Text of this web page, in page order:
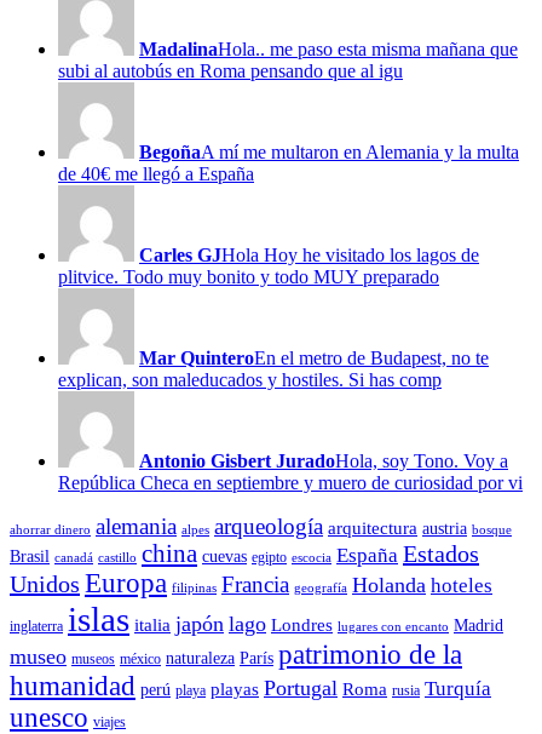
MadalinaHola.. me paso esta misma mañana que
subi al autobús en Roma pensando que al igu
BegoñaA mí me multaron en Alemania y la multa
de 40€ me llegó a España
Carles GJHola Hoy he visitado los lagos de
plitvice. Todo muy bonito y todo MUY preparado
Mar QuinteroEn el metro de Budapest, no te
explican, son maleducados y hostiles. Si has comp
Antonio Gisbert JuradoHola, soy Tono. Voy a
República Checa en septiembre y muero de curiosidad por vi
ahorrar dinero alemania alpes arqueología arquitectura austria bosque
Brasil canadá castillo china cuevas egipto escocia España Estados
Unidos Europa filipinas Francia geografía Holanda hoteles
inglaterra islas italia japón lago Londres lugares con encanto Madrid
museo museos méxico naturaleza París patrimonio de la
humanidad perú playa playas Portugal Roma rusia Turquía
unesco viajes